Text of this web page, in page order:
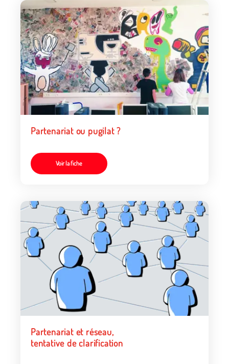
Partenariat ou pugilat ?
Voir la fiche
Partenariat et réseau,
tentative de clarification